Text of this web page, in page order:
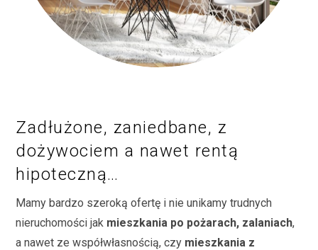
Zadłużone, zaniedbane, z
dożywociem a nawet rentą
hipoteczną…
Mamy bardzo szeroką ofertę i nie unikamy trudnych
nieruchomości jak mieszkania po pożarach, zalaniach,
a nawet ze współwłasnością, czy mieszkania z